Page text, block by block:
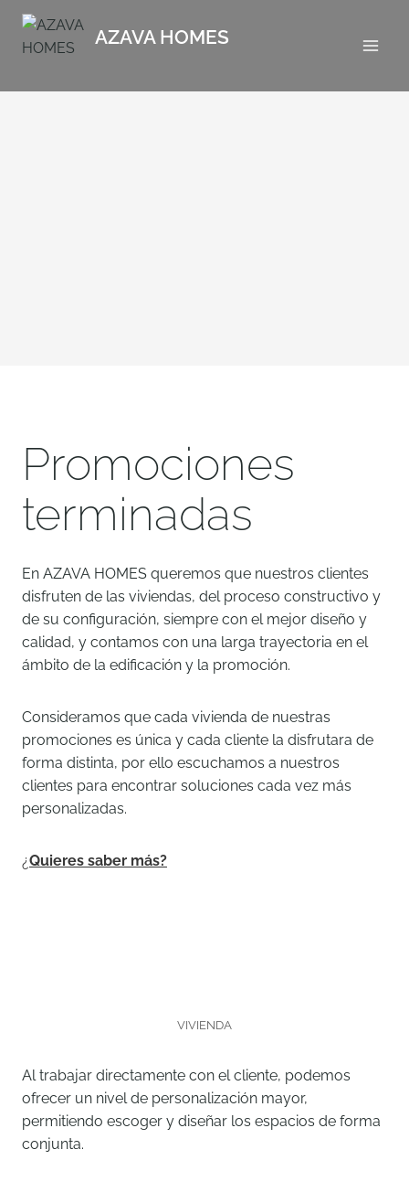
Saltar
contenido
AZAVA HOMES
Promociones
terminadas
En AZAVA HOMES queremos que nuestros clientes
disfruten de las viviendas, del proceso constructivo y
de su configuración, siempre con el mejor diseño y
calidad, y contamos con una larga trayectoria en el
ámbito de la edificación y la promoción.
Consideramos que cada vivienda de nuestras
promociones es única y cada cliente la disfrutara de
forma distinta, por ello escuchamos a nuestros
clientes para encontrar soluciones cada vez más
personalizadas.
¿Quieres saber más?
VIVIENDA
Al trabajar directamente con el cliente, podemos
ofrecer un nivel de personalización mayor,
permitiendo escoger y diseñar los espacios de forma
conjunta.